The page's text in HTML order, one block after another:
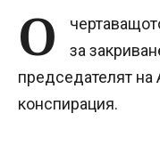
О
за
председателят на
конспирация.